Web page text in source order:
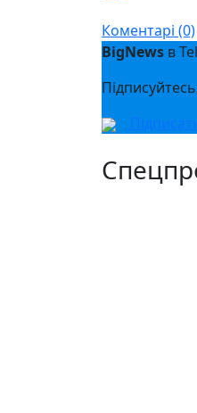
Коментарі (0)
BigNews в